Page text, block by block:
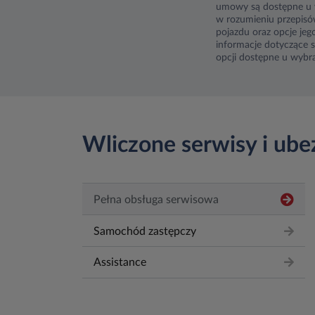
umowy są dostępne
w rozumieniu
pojazdu oraz opcje
informacje dotyczące
opcji dostępne u
Wliczone serwisy i
Pełna obsługa serwisowa
Samochód zastępczy
Assistance